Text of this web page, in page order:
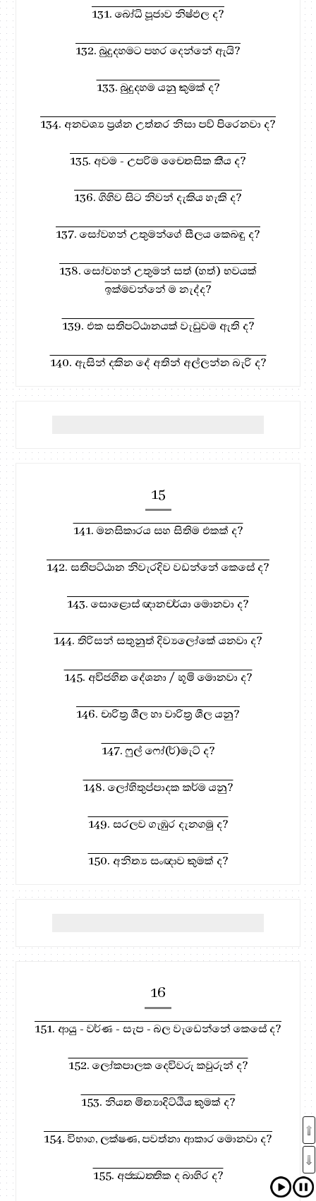
131. බෝධි පූජාව නිෂ්ඵල ද?
132. බුදුදහමට පහර දෙන්නේ ඇයි?
133. බුදුදහම යනු කුමක් ද?
134. අනවශ්‍ය ප්‍රශ්න උත්තර නිසා පව් පිරෙනවා ද?
135. අවම - උපරිම චෛතසික කීය ද?
136. ගිහිව සිට නිවන් දැකිය හැකි ද?
137. සෝවහන් උතුමන්ගේ සීලය කෙබඳු ද?
138. සෝවහන් උතුමන් සත් (හත්) භවයක්
ඉක්මවන්නේ ම නැද්ද?
139. එක සතිපට්ඨානයක් වැඩුවම ඇති ද?
140. ඇසින් දකින දේ අතින් අල්ලන්න බැරි ද?
15
141. මනසිකාරය සහ සිතිම එකක් ද?
142. සතිපට්ඨාන නිවැරදිව වඩන්නේ කෙසේ ද?
143. සොළොස් ඥානචර්යා මොනවා ද?
144. තිරිසන් සතුනුත් දිව්‍යලෝකේ යනවා ද?
145. අවිජහිත දේශනා / භූමි මොනවා ද?
146. චාරිත්‍ර ශීල හා වාරිත්‍ර ශීල යනු?
147. ෆුල් ෆෝ(ර්)මැට් ද?
148. ලෝහිතුප්පාදක කර්ම යනු?
149. සරලව ගැඹුර දැනගමු ද?
150. අනිත්‍ය සංඥාව කුමක් ද?
16
151. ආයු - වර්ණ - සැප - බල වැඩෙන්නේ කෙසේ ද?
152. ලෝකපාලක දෙවිවරු කවුරුන් ද?
153. නියත මිත්‍යාදිට්ඨිය කුමක් ද?
154. විභාග, ලක්ෂණ, පවත්නා ආකාර මොනවා ද?
155. අජ‍්ඣත‍්තික ද බාහිර ද?